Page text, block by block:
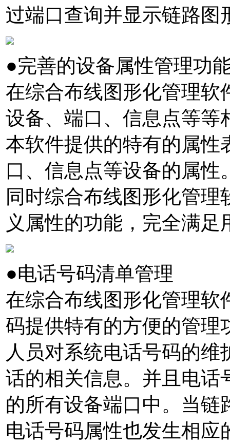
过端口查询并显示链路图
●完善的设备属性管理功
在综合布线图形化管理软
设备、端口、信息点等等
本软件提供的特有的属性
口、信息点等设备的属性
同时综合布线图形化管
义属性的功能，完全满
●电话号码清单管理
在综合布线图形化管理软
码提供特有的方便的管理
人员对系统电话号码的
话的相关信息。并且电话
的所有设备端口中。当链
电话号码属性也发生相应